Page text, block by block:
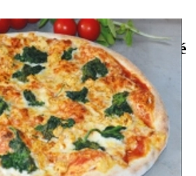
748/42, Hradec Králové
Burger
727 875 075